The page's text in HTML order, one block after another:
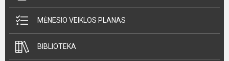
MĖNESIO VEIKLOS PLANAS
BIBLIOTEKA